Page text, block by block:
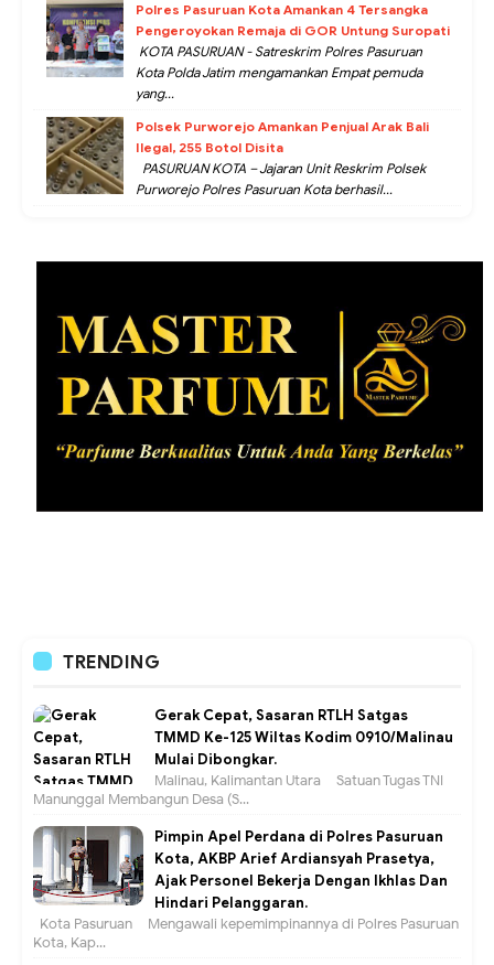
Polres Pasuruan Kota Amankan 4 Tersangka
Pengeroyokan Remaja di GOR Untung Suropati
KOTA PASURUAN - Satreskrim Polres Pasuruan
Kota Polda Jatim mengamankan Empat pemuda
yang...
Polsek Purworejo Amankan Penjual Arak Bali
Ilegal, 255 Botol Disita
PASURUAN KOTA – Jajaran Unit Reskrim Polsek
Purworejo Polres Pasuruan Kota berhasil...
TRENDING
Gerak Cepat, Sasaran RTLH Satgas
TMMD Ke-125 Wiltas Kodim 0910/Malinau
Mulai Dibongkar.
Malinau, Kalimantan Utara – Satuan Tugas TNI
Manunggal Membangun Desa (S...
Pimpin Apel Perdana di Polres Pasuruan
Kota, AKBP Arief Ardiansyah Prasetya,
Ajak Personel Bekerja Dengan Ikhlas Dan
Hindari Pelanggaran.
Kota Pasuruan – Mengawali kepemimpinannya di Polres Pasuruan
Kota, Kap...